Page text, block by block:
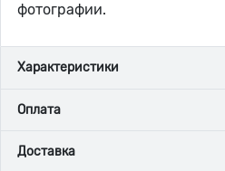
фотографии.
Характеристики
Оплата
Доставка